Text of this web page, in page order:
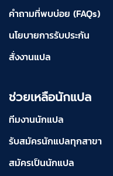
คำถามที่พบบ่อย (FAQs)
นโยบายการรับประกัน
สั่งงานแปล
ช่วยเหลือนักแปล
ทีมงานนักแปล
รับสมัครนักแปลทุกสาขา
สมัครเป็นนักแปล